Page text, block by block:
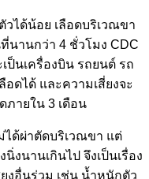
ได้น้อย เลือดบริเวณขา
นานกว่า 4 ชั่วโมง CDC
ป็นเครื่องบิน รถยนต์ รถ
ดได้ และความเสี่ยงจะ
ภายใน 3 เดือน
ได้ผ่าตัดบริเวณขา แต่
งนานเกินไป จึงเป็นเรื่อง
งอื่นร่วม เช่น น้ำหนักตัว